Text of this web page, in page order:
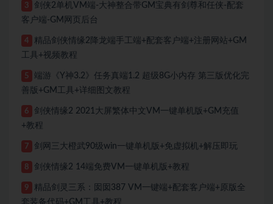
3
剑侠2单机VM端-大神整合带GM宝典有剑尊和任侠-配套
客户端-GM网页后台
4
精品剑侠情缘2降龙端手工端+配套客户端+注册网站+GM
工具+视频教程
5
端游《Y神3.2》任务真端1.2 超级8G小内存 第三版优化完
善版+GM工具+详细图文教程
6
剑侠情缘2 2021大屏繁体中文VM一键单机版+GM充值
+教程
7 剑网三大橙武90级win一键单机版+免虚拟机+解压即玩
8 剑侠情缘2 14端免费VM一键单机版+教程
9
精品剑灵三系：囡囡387 VM一键端+配套客户端+原版全
套装备代码+GM工具+教程